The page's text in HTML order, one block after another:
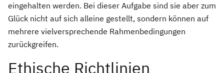
eingehalten werden. Bei dieser Aufgabe sind sie aber zum
Glück nicht auf sich alleine gestellt, sondern können auf
mehrere vielversprechende Rahmenbedingungen
zurückgreifen.
Ethische Richtlinien